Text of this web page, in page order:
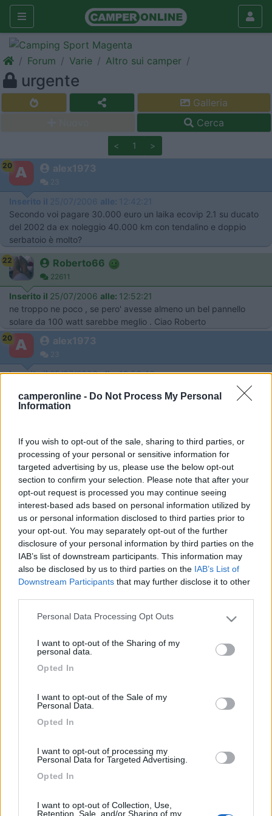
camperonline - Do Not Process My Personal
Information
If you wish to opt-out of the sale, sharing to third parties, or
processing of your personal or sensitive information for
targeted advertising by us, please use the below opt-out
section to confirm your selection. Please note that after your
opt-out request is processed you may continue seeing
interest-based ads based on personal information utilized by
us or personal information disclosed to third parties prior to
your opt-out. You may separately opt-out of the further
disclosure of your personal information by third parties on the
IAB’s list of downstream participants. This information may
also be disclosed by us to third parties on the IAB’s List of
Downstream Participants that may further disclose it to other
Please note that this website/app uses one or more Google
not limited to your visit or usage behaviour. You may click to
grant or deny consent to Google and its third-party tags to
use your data for below specified purposes in below Google
Personal Data Processing Opt Outs
I want to opt-out of the Sharing of my
personal data.
Opted In
I want to opt-out of the Sale of my
Personal Data.
Opted In
I want to opt-out of processing my
Personal Data for Targeted Advertising.
Opted In
I want to opt-out of Collection, Use,
Retention, Sale, and/or Sharing of my
Forum Varie Altro sui camper
urgente
Galleria
Cerca
< 1 >
20 alex1973
23
Inserito il 25/07/2006 alle: 12:42:21
Secondo voi pagare 30.000 euro un laika ecovip 2.1 su ducato
del 2002 da ex noleggio 40.000 km con tendalino e doppio
serbatoio è molto?
22 Roberto66
22611
Inserito il 25/07/2006 alle: 12:52:21
ne troppo ne poco , se pero' avesse almeno un bel pannello
solare da 100 watt sarebbe meglio . Ciao Roberto
20 alex1973
23
Inserito il25/07/2006 alle:12:56:43
Grinza
Inserito il25/07/2006 alle:13:04:25
quote:Originally posted by alex1973
Secondo voi pagare 30.000 euro un laika ecovip 2.1 su ducato
del 2002 da ex noleggio 40.000 km con tendalino e doppio
serbatoio è molto? >
> Non conosco la disposizione ma sul mezzo non avrei dubbi,
mi sembra preso bene, comunque tratta ancora, perchè non
anche il pannello solare, il venditore non perde l'affare per 600
Euro Pizzo
mecsax
471
Controllalo molto bene, perche' il prezzo è molto basso. Il suo
quindi fai tanta attenzione a cosa ti stanno vendendo.